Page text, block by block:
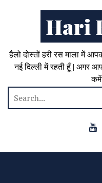
Hari
हैलो दोस्तों हरी रस माला में
नई दिल्ली में रहती हूँ | अगर